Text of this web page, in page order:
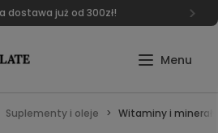
dostawa już od 300zł!
Suplementy i oleje Witaminy i minerały